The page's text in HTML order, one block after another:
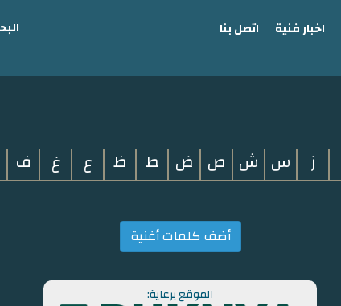
اخبار فنية اتصل بنا
ز س ش ص ض ط ظ ع غ ف
أضف كلمات أغنية
الموقع برعاية: